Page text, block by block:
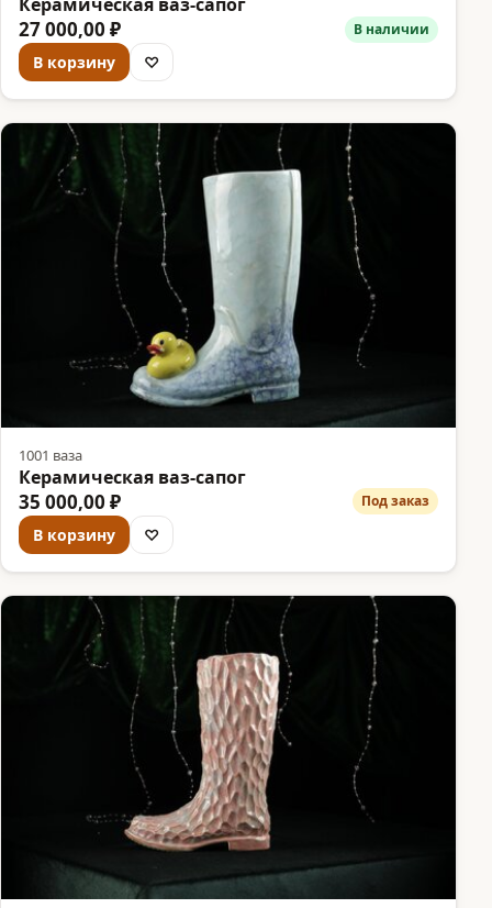
27 000,00 ₽ В наличии
В корзину ♡
1001 ваза
Керамическая ваз-сапог
35 000,00 ₽ Под заказ
В корзину ♡